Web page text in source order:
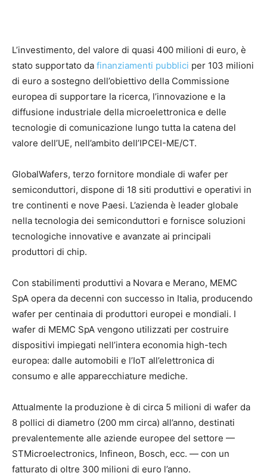
L’investimento, del valore di quasi 400 milioni di euro, è
stato supportato da finanziamenti pubblici per 103 milioni
di euro a sostegno dell’obiettivo della Commissione
europea di supportare la ricerca, l’innovazione e la
diffusione industriale della microelettronica e delle
tecnologie di comunicazione lungo tutta la catena del
valore dell’UE, nell’ambito dell’IPCEI-ME/CT.
GlobalWafers, terzo fornitore mondiale di wafer per
semiconduttori, dispone di 18 siti produttivi e operativi in
tre continenti e nove Paesi. L’azienda è leader globale
nella tecnologia dei semiconduttori e fornisce soluzioni
tecnologiche innovative e avanzate ai principali
produttori di chip.
Con stabilimenti produttivi a Novara e Merano, MEMC
SpA opera da decenni con successo in Italia, producendo
wafer per centinaia di produttori europei e mondiali. I
wafer di MEMC SpA vengono utilizzati per costruire
dispositivi impiegati nell’intera economia high-tech
europea: dalle automobili e l’IoT all’elettronica di
consumo e alle apparecchiature mediche.
Attualmente la produzione è di circa 5 milioni di wafer da
8 pollici di diametro (200 mm circa) all’anno, destinati
prevalentemente alle aziende europee del settore —
STMicroelectronics, Infineon, Bosch, ecc. — con un
fatturato di oltre 300 milioni di euro l’anno.